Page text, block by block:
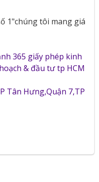
1"chúng tôi mang giá
365 giấy phép kinh
& đầu tư tp HCM
Tân Hưng,Quận 7,TP